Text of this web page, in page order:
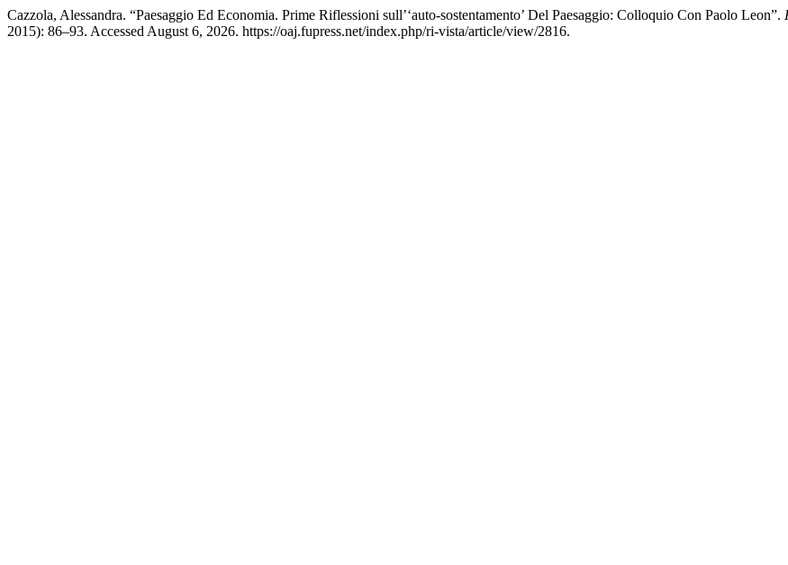
Cazzola, Alessandra. “Paesaggio Ed Economia. Prime Riflessioni sull’‘auto-sostentamento’ Del Paesaggio: Colloquio Con Paolo Leon”.
2015): 86–93. Accessed August 6, 2026. https://oaj.fupress.net/index.php/ri-vista/article/view/2816.